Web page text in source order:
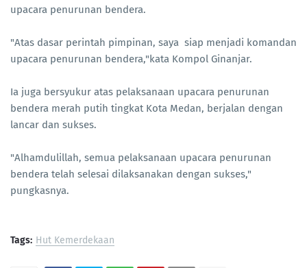
upacara penurunan bendera.
"Atas dasar perintah pimpinan, saya siap menjadi komandan
upacara penurunan bendera,"kata Kompol Ginanjar.
Ia juga bersyukur atas pelaksanaan upacara penurunan
bendera merah putih tingkat Kota Medan, berjalan dengan
lancar dan sukses.
"Alhamdulillah, semua pelaksanaan upacara penurunan
bendera telah selesai dilaksanakan dengan sukses,"
pungkasnya.
Tags: Hut Kemerdekaan